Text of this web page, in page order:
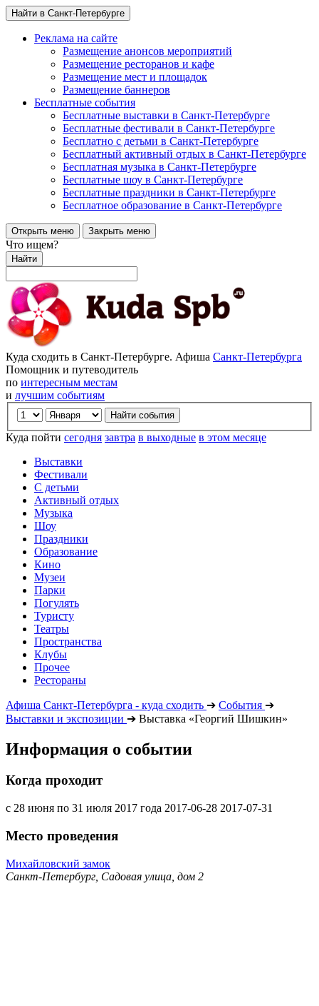
Найти в Санкт-Петербурге
Реклама на сайте
Размещение анонсов мероприятий
Размещение ресторанов и кафе
Размещение мест и площадок
Размещение баннеров
Бесплатные события
Бесплатные выставки в Санкт-Петербурге
Бесплатные фестивали в Санкт-Петербурге
Бесплатно с детьми в Санкт-Петербурге
Бесплатный активный отдых в Санкт-Петербурге
Бесплатная музыка в Санкт-Петербурге
Бесплатные шоу в Санкт-Петербурге
Бесплатные праздники в Санкт-Петербурге
Бесплатное образование в Санкт-Петербурге
Открыть меню Закрыть меню
Что ищем?
Найти
Куда сходить в Санкт-Петербурге. Афиша Санкт-Петербурга
Помощник и путеводитель
по интересным местам
и лучшим событиям
Куда пойти сегодня завтра в выходные в этом месяце
Выставки
Фестивали
С детьми
Активный отдых
Музыка
Шоу
Праздники
Образование
Кино
Музеи
Парки
Погулять
Туристу
Театры
Пространства
Клубы
Прочее
Рестораны
Афиша Санкт-Петербурга - куда сходить ➔ События ➔
Выставки и экспозиции ➔ Выставка «Георгий Шишкин»
Информация о событии
Когда проходит
с 28 июня по 31 июля 2017 года 2017-06-28 2017-07-31
Место проведения
Михайловский замок
Санкт-Петербург, Садовая улица, дом 2